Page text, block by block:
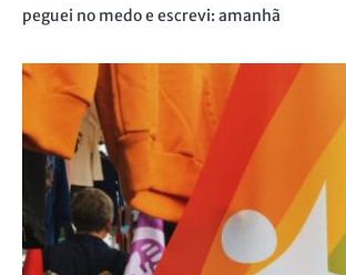
peguei no medo e escrevi: amanhã